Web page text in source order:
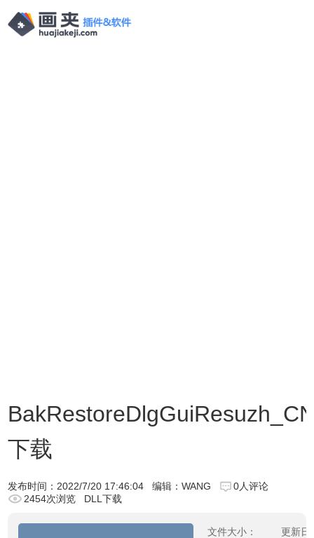
下载
发布时间： 2022/7/20 17:46:04 编辑：WANG
0人评论
2454次浏览
DLL下载
文件大小：
更新日